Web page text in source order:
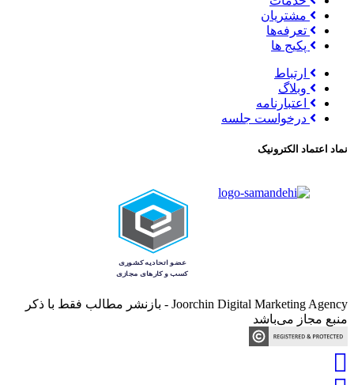
مشتریان
تعرفه‌ها
پکیج ها
ارتباط
وبلاگ
اعتبارنامه
درخواست جلسه
نماد اعتماد الکترونیک
Joorchin Digital Marketing Agency - بازنشر مطالب فقط با ذکر
منبع مجاز می‌باشد